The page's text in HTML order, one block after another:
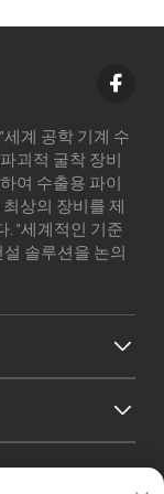
계 공학 기계 수
괴적 굴착 장비
여 수출용 파이
상의 장비를 제
. "세계적인 기준
솔루션을 논의